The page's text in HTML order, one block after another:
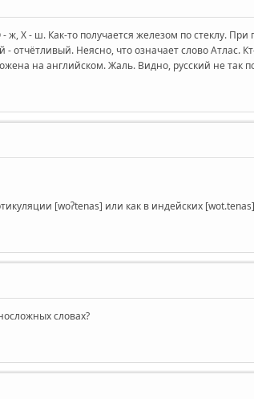
X - ш. Как-то получается железом по стеклу.
Неясно, что означает слово Атлас.
на английском. Жаль. Видно, русский не так
[woʔtenas] или как в индейских
словах?